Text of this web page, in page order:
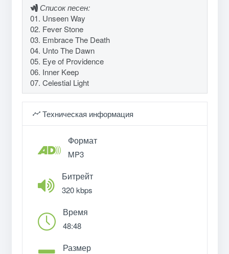
Список песен:
01. Unseen Way
02. Fever Stone
03. Embrace The Death
04. Unto The Dawn
05. Eye of Providence
06. Inner Keep
07. Celestial Light
Техническая информация
Формат
MP3
Битрейт
320 kbps
Время
48:48
Размер